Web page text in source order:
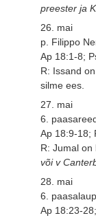
preester ja
26. mai
p. Filippo
Ap 18:1-8;
R: Issand
silme ees.
27. mai
6.
Ap 18:9-18;
R: Jumal on
või v
28. mai
6.
Ap 18:23-